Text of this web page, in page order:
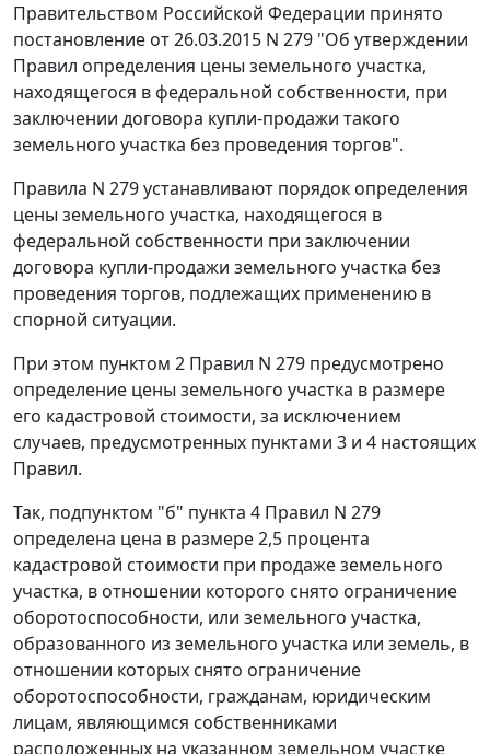
Правительством Российской Федерации принято
постановление от 26.03.2015 N 279 "Об утверждении
Правил определения цены земельного участка,
находящегося в федеральной собственности, при
заключении договора купли-продажи такого
земельного участка без проведения торгов".
Правила N 279 устанавливают порядок определения
цены земельного участка, находящегося в
федеральной собственности при заключении
договора купли-продажи земельного участка без
проведения торгов, подлежащих применению в
спорной ситуации.
При этом пунктом 2 Правил N 279 предусмотрено
определение цены земельного участка в размере
его кадастровой стоимости, за исключением
случаев, предусмотренных пунктами 3 и 4 настоящих
Правил.
Так, подпунктом "б" пункта 4 Правил N 279
определена цена в размере 2,5 процента
кадастровой стоимости при продаже земельного
участка, в отношении которого снято ограничение
оборотоспособности, или земельного участка,
образованного из земельного участка или земель, в
отношении которых снято ограничение
оборотоспособности, гражданам, юридическим
лицам, являющимся собственниками
расположенных на указанном земельном участке